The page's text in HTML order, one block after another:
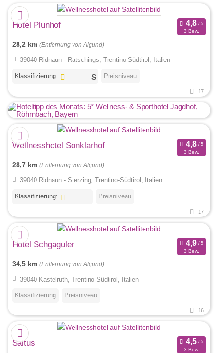
Hotel Plunhof
3 Bew.
28,2 km (Entfernung von Algund)
39040 Ridnaun - Ratschings, Trentino-Südtirol, Italien
Klassifizierung: Preisniveau
17
Wellnesshotel Sonklarhof
3 Bew.
28,7 km (Entfernung von Algund)
39040 Ridnaun - Sterzing, Trentino-Südtirol, Italien
Klassifizierung: Preisniveau
17
Hotel Schgaguler
3 Bew.
34,5 km (Entfernung von Algund)
39040 Kastelruth, Trentino-Südtirol, Italien
Klassifizierung Preisniveau
16
Saltus
3 Bew.